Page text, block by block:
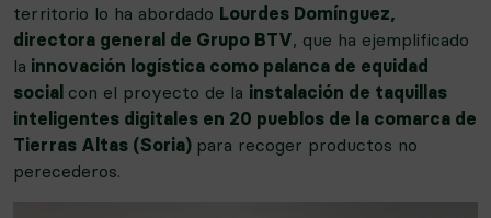
territorio lo ha abordado Lourdes Domínguez,
directora general de Grupo BTV, que ha ejemplificado
la innovación logística como palanca de equidad
social con el proyecto de la instalación de taquillas
inteligentes digitales en 20 pueblos de la comarca de
Tierras Altas (Soria) para recoger productos no
perecederos.